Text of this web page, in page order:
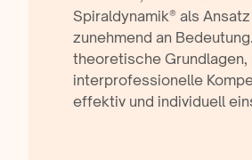
Spiraldynamik® als
zunehmend an
theoretische Grundlagen,
interprofessionelle
effektiv und individuell